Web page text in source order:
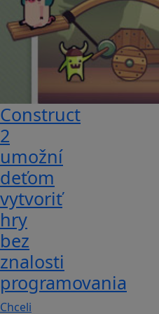
Construct
2
umožní
deťom
vytvoriť
hry
bez
znalosti
programovania
Chceli